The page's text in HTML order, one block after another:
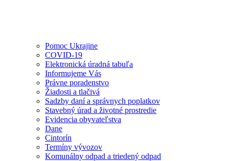
Pomoc Ukrajine
COVID-19
Elektronická úradná tabuľa
Informujeme Vás
Právne poradenstvo
Žiadosti a tlačivá
Sadzby daní a správnych poplatkov
Stavebný úrad a životné prostredie
Evidencia obyvateľstva
Dane
Cintorín
Termíny vývozov
Komunálny odpad a triedený odpad